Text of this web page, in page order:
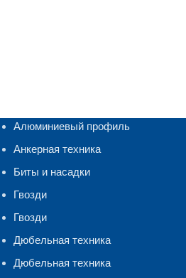
Алюминиевый профиль
Анкерная техника
Биты и насадки
Гвозди
Гвозди
Дюбельная техника
Дюбельная техника